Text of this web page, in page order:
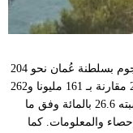
بلغت إيرادات الفنادق ذات تصنيف من (3 ـ 5) نجوم بسلطنة عُمان نحو 204
ملايين و187 ألف ريال عماني بنهاية نوفمبر 2023 مقارنة بـ 161 مليونا و262
ألف ريال عماني بنهاية نوفمبر 2022 وبارتفاع نسبته 26.6 بالمائة وفق ما
والمعلومات. كما